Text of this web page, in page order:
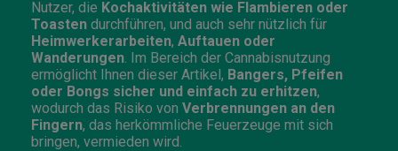
Nutzer, die Kochaktivitäten wie Flambieren oder
Toasten durchführen, und auch sehr nützlich für
Heimwerkerarbeiten, Auftauen oder
Wanderungen . Im Bereich der Cannabisnutzung
ermöglicht Ihnen dieser Artikel, Bangers, Pfeifen
oder Bongs sicher und einfach zu erhitzen,
wodurch das Risiko von Verbrennungen an den
Fingern, das herkömmliche Feuerzeuge mit sich
bringen, vermieden wird.